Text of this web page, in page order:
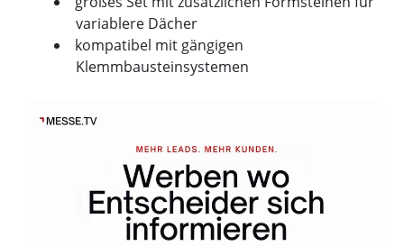
variablere Dächer
kompatibel mit gängigen
Klemmbausteinsystemen